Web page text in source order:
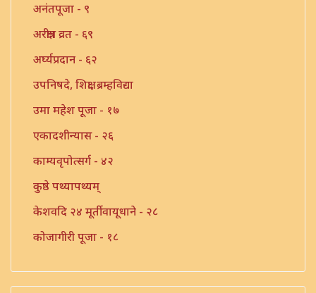
अनंतपूजा - ९
अरक्षीत्र व्रत - ६९
अर्घ्यप्रदान - ६२
उपनिषदे, शिक्षा, ब्रम्हविद्या
उमा महेश पूजा - १७
एकादशीन्यास - २६
काम्यवृपोत्सर्ग - ४२
कुष्ठे पथ्यापथ्यम्
केशवदि २४ मूर्तीवायूधाने - २८
कोजागीरी पूजा - १८
गणपति पार्थिव पूजा - ५६